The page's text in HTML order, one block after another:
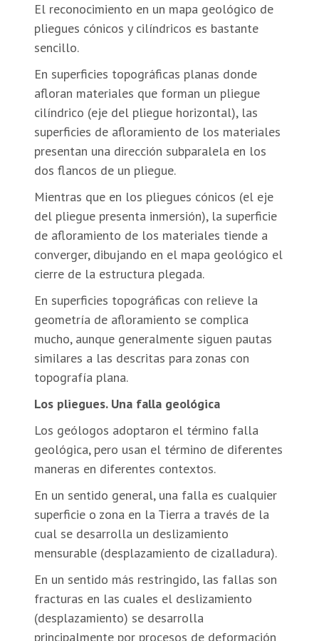
El reconocimiento en un mapa geológico de
pliegues cónicos y cilíndricos es bastante
sencillo.
En superficies topográficas planas donde
afloran materiales que forman un pliegue
cilíndrico (eje del pliegue horizontal), las
superficies de afloramiento de los materiales
presentan una dirección subparalela en los
dos flancos de un pliegue.
Mientras que en los pliegues cónicos (el eje
del pliegue presenta inmersión), la superficie
de afloramiento de los materiales tiende a
converger, dibujando en el mapa geológico el
cierre de la estructura plegada.
En superficies topográficas con relieve la
geometría de afloramiento se complica
mucho, aunque generalmente siguen pautas
similares a las descritas para zonas con
topografía plana.
Los pliegues. Una falla geológica
Los geólogos adoptaron el término falla
geológica, pero usan el término de diferentes
maneras en diferentes contextos.
En un sentido general, una falla es cualquier
superficie o zona en la Tierra a través de la
cual se desarrolla un deslizamiento
mensurable (desplazamiento de cizalladura).
En un sentido más restringido, las fallas son
fracturas en las cuales el deslizamiento
(desplazamiento) se desarrolla
principalmente por procesos de deformación